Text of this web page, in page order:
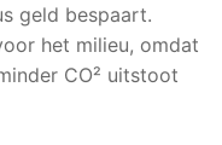
geld bespaart.
het milieu, omdat
CO² uitstoot